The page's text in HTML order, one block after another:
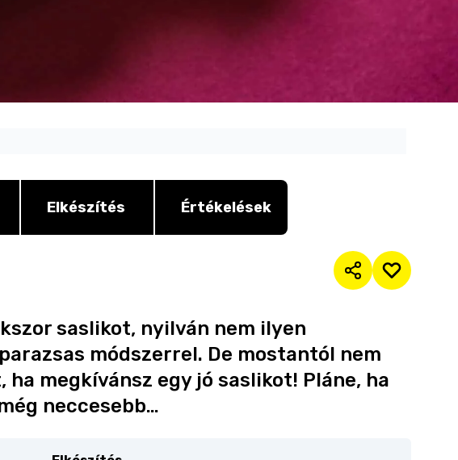
Elkészítés Értékelések
saslikot, nyilván nem ilyen
módszerrel. De mostantól nem
megkívánsz egy jó saslikot! Pláne, ha
neccesebb…